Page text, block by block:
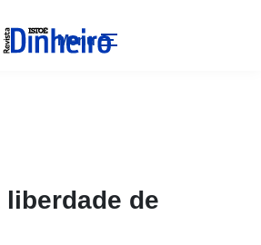
Menu
liberdade de